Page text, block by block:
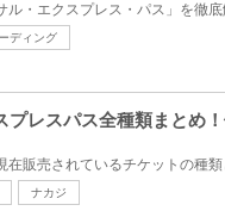
ル・エクスプレス・パス」を徹
ディング
プレスパス全種類まとめ
在販売されているチケットの種
ナカジ